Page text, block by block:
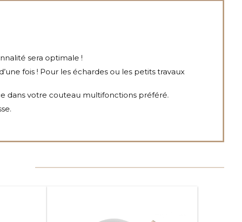
sera optimale !
fois ! Pour les échardes ou les petits travaux
dans votre couteau multifonctions préféré.